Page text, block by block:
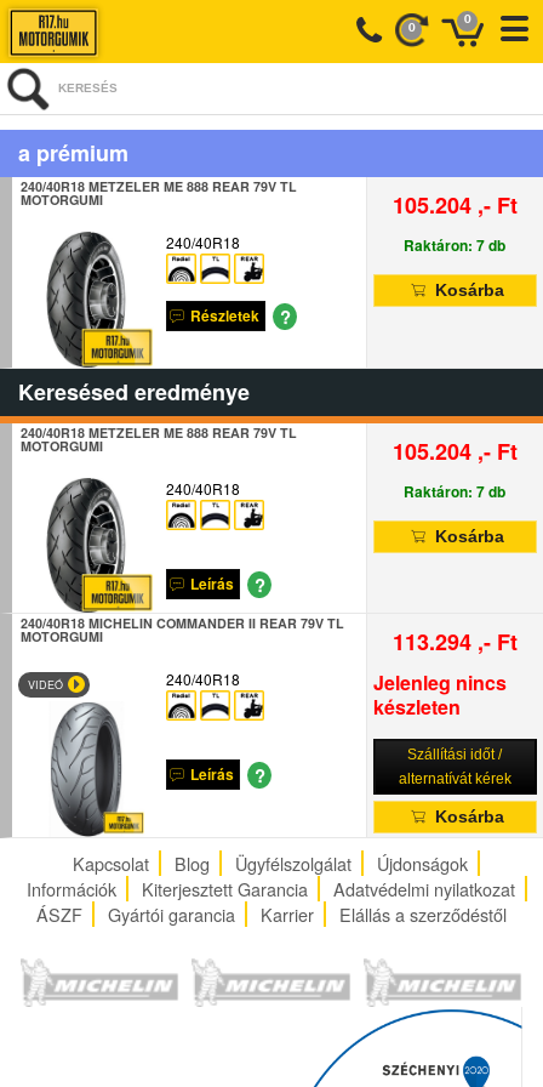
0
0
KERESÉS
a prémium
240/40R18 METZELER ME 888 REAR 79V TL
MOTORGUMI
240/40R18
Részletek ?
105.204 ,- Ft
Raktáron: 7 db
Kosárba
Keresésed eredménye
240/40R18 METZELER ME 888 REAR 79V TL
MOTORGUMI
240/40R18
Leírás ?
105.204 ,- Ft
Raktáron: 7 db
Kosárba
240/40R18 MICHELIN COMMANDER II REAR 79V TL
MOTORGUMI
VIDEÓ 240/40R18
Leírás ?
113.294 ,- Ft
Jelenleg nincs
készleten
Szállítási időt /
alternatívát kérek
Kosárba
Kapcsolat Blog Ügyfélszolgálat
Újdonságok
Információk
Kiterjesztett Garancia
Adatvédelmi nyilatkozat
ÁSZF
Gyártói garancia Karrier Elállás a szerződéstől